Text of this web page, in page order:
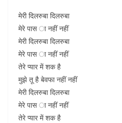
मेरी दिलरुबा दिलरुबा
मेरे पास ा नहीं नहीं
मेरी दिलरुबा दिलरुबा
मेरे पास ा नहीं नहीं
तेरे प्यार में शक है
मुझे तू है बेवफा नहीं नहीं
मेरी दिलरुबा दिलरुबा
मेरे पास ा नहीं नहीं
तेरे प्यार में शक है